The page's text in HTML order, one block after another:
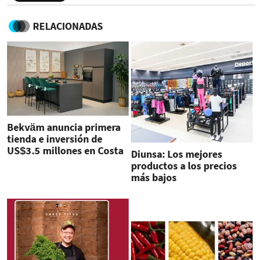
RELACIONADAS
Bekväm anuncia primera
tienda e inversión de
US$3.5 millones en Costa
Diunsa: Los mejores
productos a los precios
más bajos